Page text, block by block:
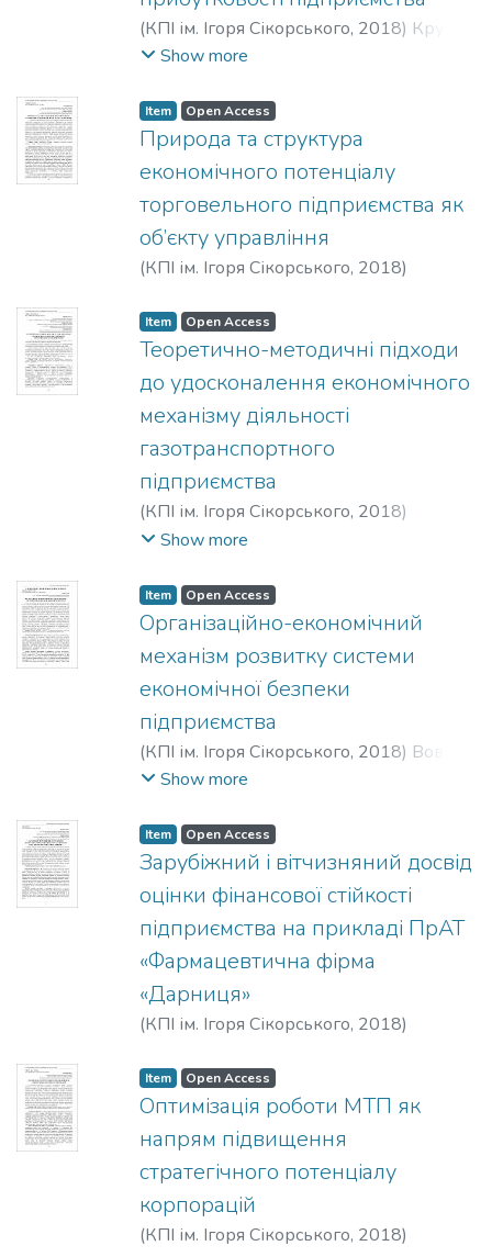
(КПІ ім. Ігоря Сікорського, 2018) Круш,
Н. П.Show more
Item Open Access
Природа та структура
економічного потенціалу
торговельного підприємства як
об’єкту управління
(КПІ ім. Ігоря Сікорського, 2018)
Item Open Access
Теоретично-методичні підходи
до удосконалення економічного
механізму діяльності
газотранспортного
підприємства
(КПІ ім. Ігоря Сікорського, 2018)
Зінченко, О. А.
Show more
Item Open Access
Організаційно-економічний
механізм розвитку системи
економічної безпеки
підприємства
(КПІ ім. Ігоря Сікорського, 2018) Вовк,
О. М.Show more
Item Open Access
Зарубіжний і вітчизняний досвід
оцінки фінансової стійкості
підприємства на прикладі ПрАТ
«Фармацевтична фірма
«Дарниця»
(КПІ ім. Ігоря Сікорського, 2018)
Item Open Access
Оптимізація роботи МТП як
напрям підвищення
стратегічного потенціалу
корпорацій
(КПІ ім. Ігоря Сікорського, 2018)